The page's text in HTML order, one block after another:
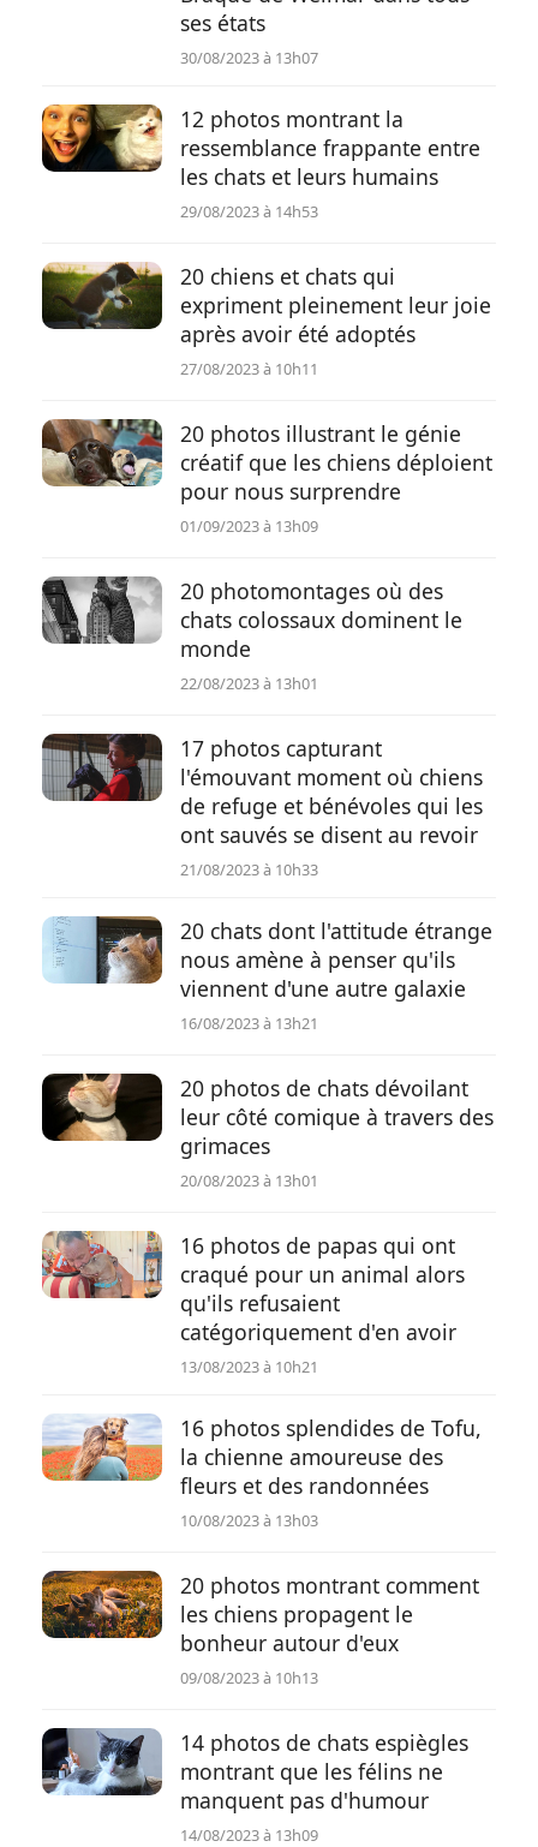
ses états
30/08/2023 à 13h07
12 photos montrant la
ressemblance frappante entre
les chats et leurs humains
29/08/2023 à 14h53
20 chiens et chats qui
expriment pleinement leur joie
après avoir été adoptés
27/08/2023 à 10h11
20 photos illustrant le génie
créatif que les chiens déploient
pour nous surprendre
01/09/2023 à 13h09
20 photomontages où des
chats colossaux dominent le
monde
22/08/2023 à 13h01
17 photos capturant
l'émouvant moment où chiens
de refuge et bénévoles qui les
ont sauvés se disent au revoir
21/08/2023 à 10h33
20 chats dont l'attitude étrange
nous amène à penser qu'ils
viennent d'une autre galaxie
16/08/2023 à 13h21
20 photos de chats dévoilant
leur côté comique à travers des
grimaces
20/08/2023 à 13h01
16 photos de papas qui ont
craqué pour un animal alors
qu'ils refusaient
catégoriquement d'en avoir
13/08/2023 à 10h21
16 photos splendides de Tofu,
la chienne amoureuse des
fleurs et des randonnées
10/08/2023 à 13h03
20 photos montrant comment
les chiens propagent le
bonheur autour d'eux
09/08/2023 à 10h13
14 photos de chats espiègles
montrant que les félins ne
manquent pas d'humour
14/08/2023 à 13h09